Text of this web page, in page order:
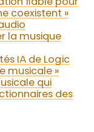
fiable pour
coexistent »
la musique
IA de Logic
musicale »
qui
des